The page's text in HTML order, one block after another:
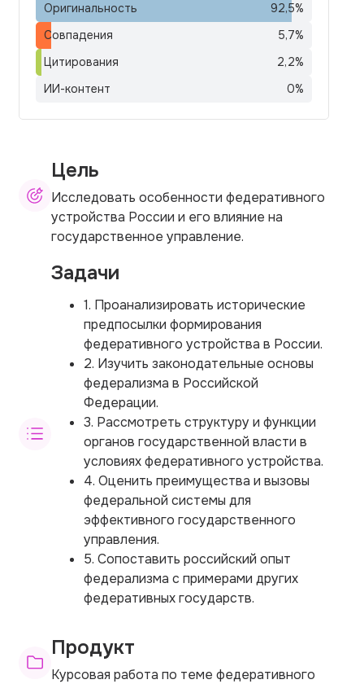
Оригинальность 92,5%
Совпадения
5,7%
Цитирования
2,2%
ИИ-контент
0%
Цель
Исследовать особенности федеративного
устройства России и его влияние на
государственное управление.
Задачи
1. Проанализировать исторические
предпосылки формирования
федеративного устройства в России.
2. Изучить законодательные основы
федерализма в Российской
Федерации.
3. Рассмотреть структуру и функции
органов государственной власти в
условиях федеративного устройства.
4. Оценить преимущества и вызовы
федеральной системы для
эффективного государственного
управления.
5. Сопоставить российский опыт
федерализма с примерами других
федеративных государств.
Продукт
Курсовая работа по теме федеративного